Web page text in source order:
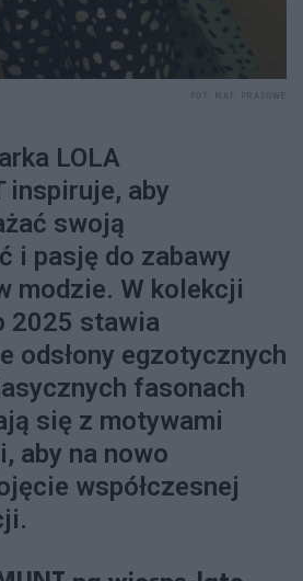
LOLA
inspiruje, aby
swoją
i pasję do zabawy
modzie. W kolekcji
2025 stawia
odsłony egzotycznych
fasonach
się z motywami
aby na nowo
współczesnej